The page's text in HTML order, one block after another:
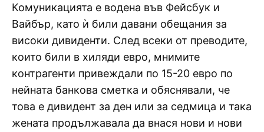
Комуникацията е водена във Фейсбук и
Вайбър, като ѝ били давани обещания за
високи дивиденти. След всеки от преводите,
които били в хиляди евро, мнимите
контрагенти привеждали по 15-20 евро по
нейната банкова сметка и обяснявали, че
това е дивидент за ден или за седмица и така
жената продължавала да внася нови и нови